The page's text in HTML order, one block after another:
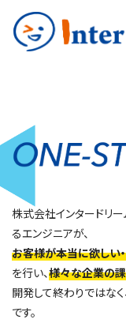
株式会社インタードリ
るエンジニアが、
お客様が本当に欲しい
を行い、様々な企業の
開発して終わりではな
です。